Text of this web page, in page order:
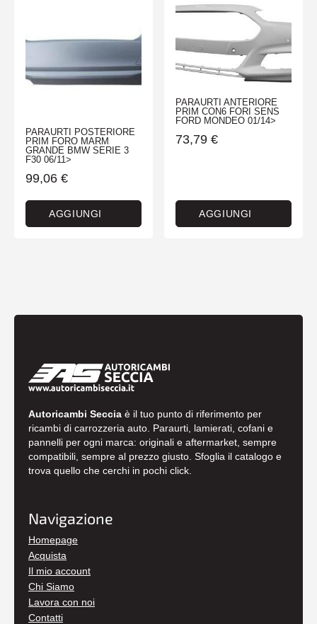
PARAURTI POSTERIORE
PRIM FORO MARM
GRANDE BMW SERIE 3
F30 06/11>
99,06 €
AGGIUNGI
PARAURTI ANTERIORE
PRIM CON6 FORI SENS
FORD MONDEO 01/14>
73,79 €
AGGIUNGI
Autoricambi Seccia è il tuo punto di riferimento per
ricambi di carrozzeria auto. Paraurti, lamierati, cofani e
pannelli per ogni marca: originali e aftermarket, sempre
compatibili, sempre al prezzo giusto. Sfoglia il catalogo e
trova quello che cerchi in pochi click.
Navigazione
Homepage
Acquista
Il mio account
Chi Siamo
Lavora con noi
Contatti